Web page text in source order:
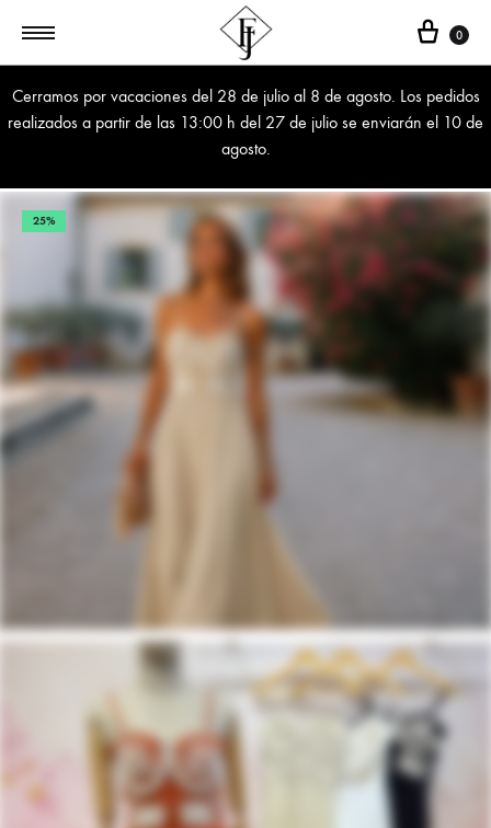
Cerramos por vacaciones del 28 de julio al 8 de agosto. Los pedidos
realizados a partir de las 13:00 h del 27 de julio se enviarán el 10 de
agosto.
Cesta
0
25%